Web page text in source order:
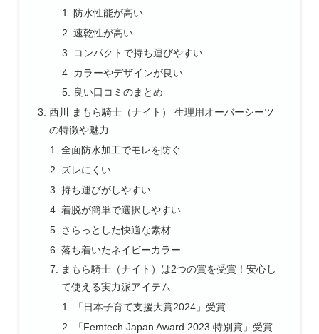
防水性能が高い
速乾性が高い
コンパクトで持ち運びやすい
カラーやデザインが良い
良い口コミのまとめ
西川 まもら騎士（ナイト） 生理用オーバーシーツ
の特徴や魅力
全面防水加工でモレを防ぐ
ズレにくい
持ち運びがしやすい
着脱が簡単で選択しやすい
さらっとした快適な素材
落ち着いたネイビーカラー
まもら騎士（ナイト）は2つの賞を受賞！安心し
て使える実力派アイテム
「日本子育て支援大賞2024」受賞
「Femtech Japan Award 2023 特別賞」受賞